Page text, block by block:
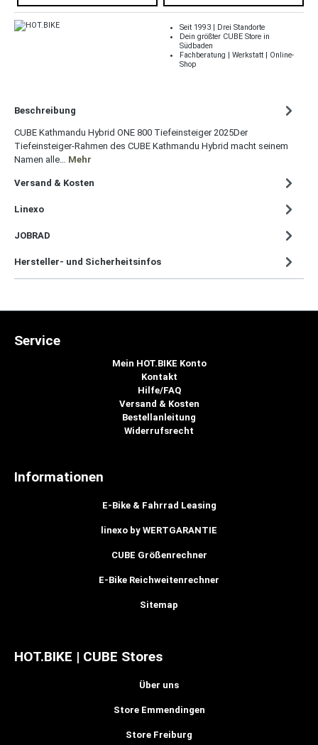
Seit 1993 | Drei Standorte
Dein größter CUBE Store in
Südbaden
Fachberatung | Werkstatt | Online-
Shop
Beschreibung
CUBE Kathmandu Hybrid ONE 800 Tiefeinsteiger 2025Der
Tiefeinsteiger-Rahmen des CUBE Kathmandu Hybrid macht seinem
Namen alle… Mehr
Versand & Kosten
Linexo
JOBRAD
Hersteller- und Sicherheitsinfos
Service
Mein HOT.BIKE Konto
Kontakt
Hilfe/FAQ
Versand & Kosten
Bestellanleitung
Widerrufsrecht
Informationen
E-Bike & Fahrrad Leasing
linexo by WERTGARANTIE
CUBE Größenrechner
E-Bike Reichweitenrechner
Sitemap
HOT.BIKE | CUBE Stores
Über uns
Store Emmendingen
Store Freiburg